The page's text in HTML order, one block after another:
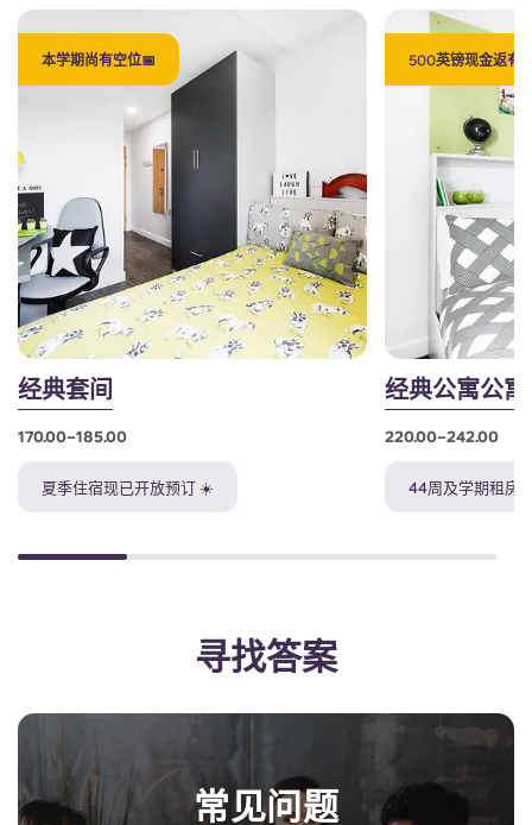
本学期尚有空位📅
经典套间
170.00–185.00
夏季住宿现已开放预订 ☀️
500英镑现金返有
经典公寓公
220.00–242.00
44周及学期租房
寻找答案
常见问题